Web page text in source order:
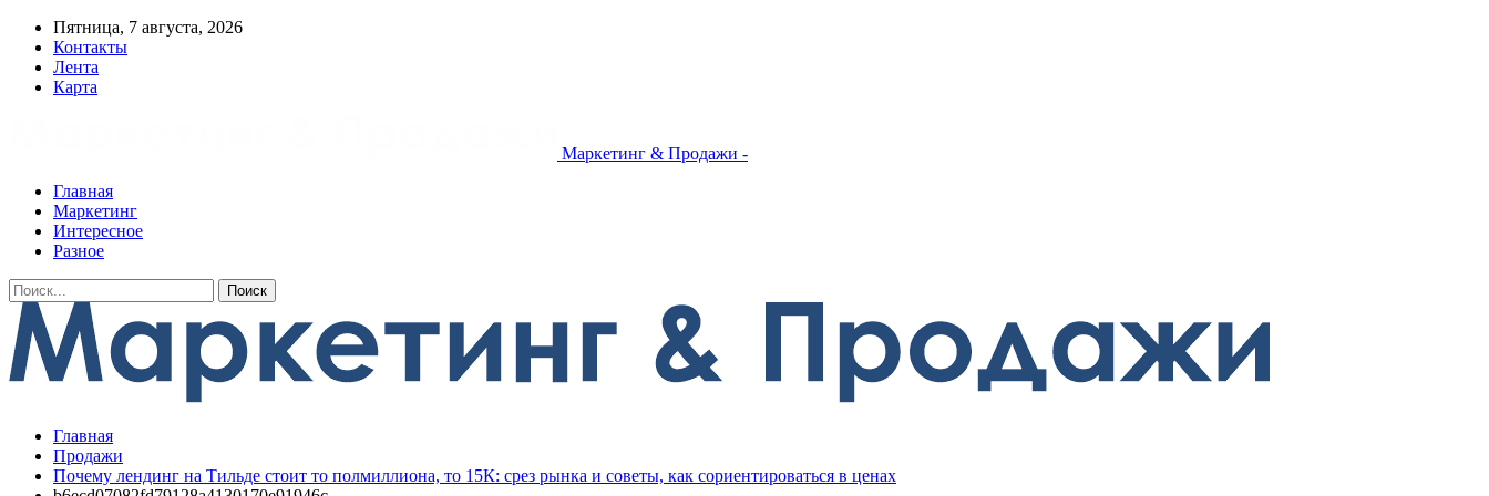
Пятница, 7 августа, 2026
Контакты
Лента
Карта
Маркетинг & Продажи -
Главная
Маркетинг
Интересное
Разное
Главная
Продажи
Почему лендинг на Тильде стоит то полмиллиона, то 15К: срез рынка и советы, как сориентироваться в ценах